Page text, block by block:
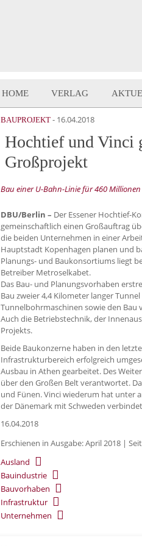
HOME VERLAG
BAUPROJEKT - 16.04.2018
Hochtief und Vinci
Großprojekt
Bau einer U-Bahn-Linie für 460
DBU/Berlin – Der Essener Hochtief-
gemeinschaftlich einen Großauftrag
die beiden Unternehmen in einer
Hauptstadt Kopenhagen planen und
Planungs- und Baukonsortiums liegt
Betreiber Metroselkabet.
Das Bau- und Planungsvorhaben
Bau zweier 4,4 Kilometer langer
Tunnelbohrmaschinen sowie den Bau
Auch die Betriebstechnik, der
Projekts.
Beide Baukonzerne haben in den
Infrastrukturbereich erfolgreich
Ausbau in Athen gearbeitet. Des
über den Großen Belt verantwortet.
und Fünen. Vinci wiederum hat unter
der Dänemark mit Schweden
16.04.2018
Erschienen in Ausgabe: April 2018 |
Ausland
Bauindustrie
Bauvorhaben
Infrastruktur
Unternehmen